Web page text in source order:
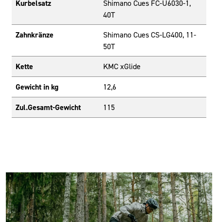
Kurbelsatz
Shimano Cues FC-U6030-1,
40T
Zahnkränze
Shimano Cues CS-LG400, 11-
50T
Kette KMC xGlide
Gewicht in kg 12,6
Zul.Gesamt-Gewicht 115